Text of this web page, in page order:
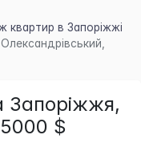
квартир в Запоріжжі
Запоріжжя,
$
×